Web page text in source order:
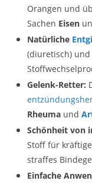
Orangen und
Sachen Eisen
Natürliche
(diuretisch)
Gelenk-Retter:
Rheuma und
Schönheit von
Stoff für
straffes
Einfache